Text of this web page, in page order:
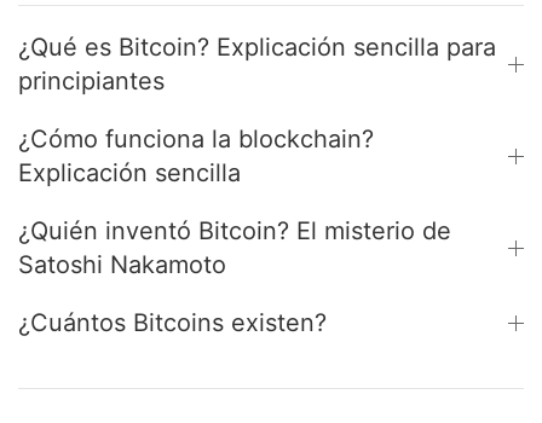
¿Qué es Bitcoin? Explicación sencilla para
principiantes
¿Cómo funciona la blockchain?
Explicación sencilla
¿Quién inventó Bitcoin? El misterio de
Satoshi Nakamoto
¿Cuántos Bitcoins existen?